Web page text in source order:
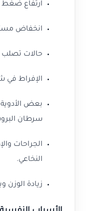
ارتفاع ضغط
انخفاض
حالات تصلب
الإفراط في
بعض الأدوية
سرطان
الجراحات
النخاعي.
زيادة الوزن